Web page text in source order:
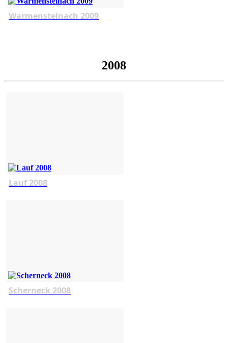
Warmensteinach 2009
2008
Lauf 2008
Scherneck 2008